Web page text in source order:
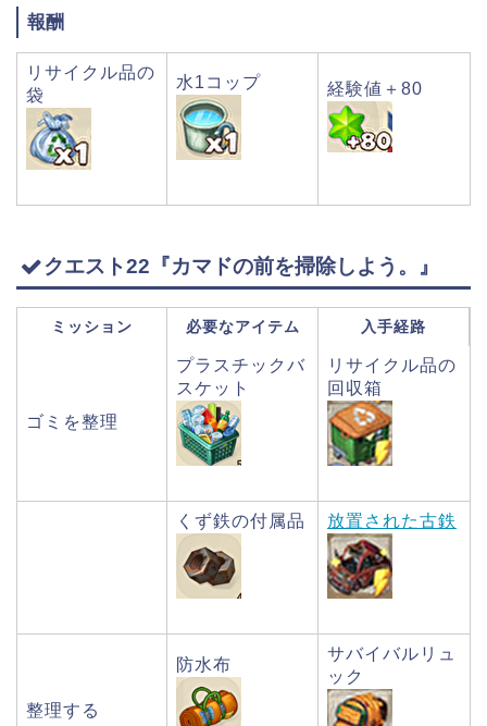
報酬
リサイクル品の
袋
水1コップ 経験値＋80
クエスト22『カマドの前を掃除しよう。』
ミッション 必要なアイテム 入手経路
ゴミを整理
プラスチックバ
スケット
リサイクル品の
回収箱
くず鉄の付属品 放置された古鉄
整理する
防水布
サバイバルリュ
ック